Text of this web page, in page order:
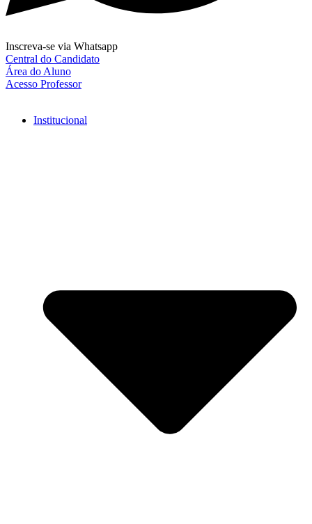
Inscreva-se via Whatsapp
Central do Candidato
Área do Aluno
Acesso Professor
Institucional